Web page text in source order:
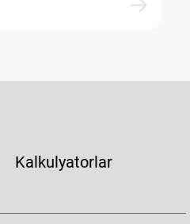
Kalkulyatorlar